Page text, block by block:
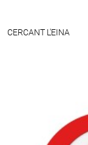
CERCANT L'EINA